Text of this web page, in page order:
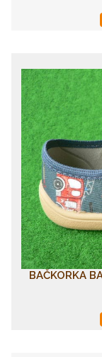
BAČKORKA